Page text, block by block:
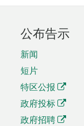
公布告示
新闻
短片
特区公报
政府投标
政府招聘